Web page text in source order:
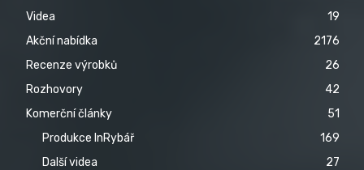
Videa
19
Akční nabídka
2176
Recenze výrobků
26
Rozhovory
42
Komerční články
51
Produkce InRybář
169
Další videa
27